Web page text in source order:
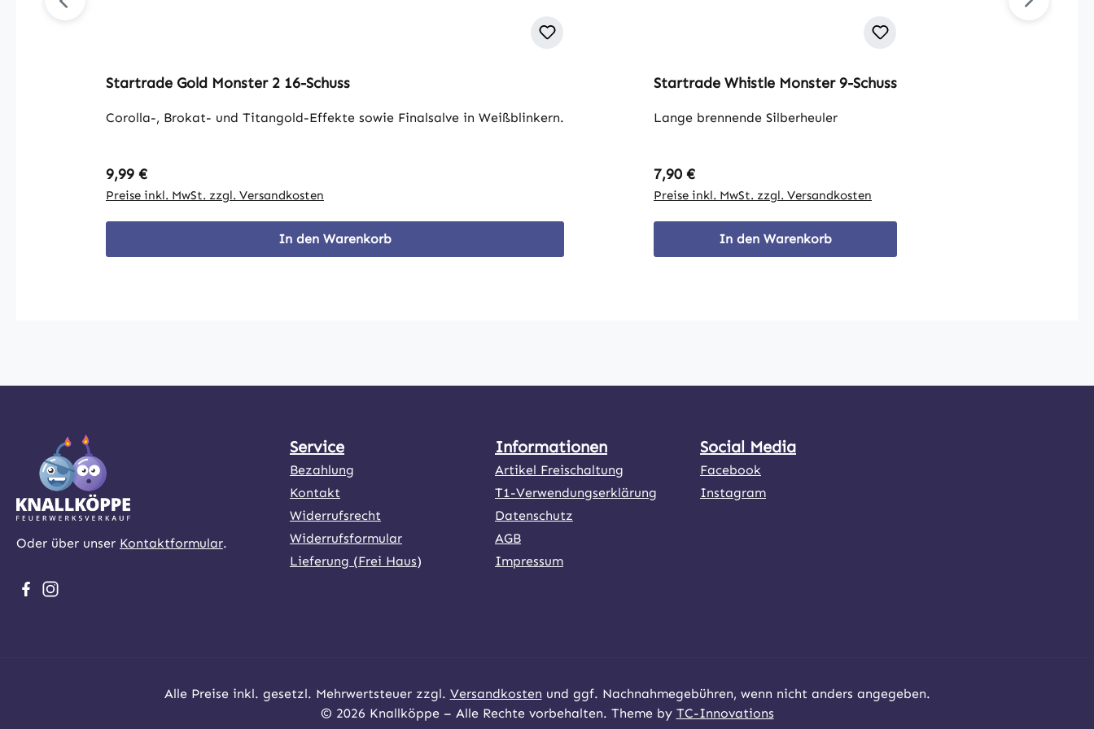
Startrade Gold Monster 2 16-Schuss
Corolla-, Brokat- und Titangold-Effekte sowie Finalsalve in Weißblinkern.
Regulärer Preis:
9,99 €
Preise inkl. MwSt. zzgl. Versandkosten
In den Warenkorb
Startrade Whistle Monster 9-Schuss
Lange brennende Silberheuler
Regulärer Preis:
7,90 €
Preise inkl. MwSt. zzgl. Versandkosten
In den Warenkorb
Oder über unser Kontaktformular.
Besuche uns auf Facebook – öffnet in neuem Tab (externer Link)
Schau auf Instagram vorbei – öffnet in neuem Tab (externer Link)
Service
Bezahlung
Kontakt
Widerrufsrecht
Widerrufsformular
Lieferung (Frei Haus)
Informationen
Artikel Freischaltung
T1-Verwendungserklärung
Datenschutz
AGB
Impressum
Social Media
Facebook
Instagram
Alle Preise inkl. gesetzl. Mehrwertsteuer zzgl. Versandkosten und ggf. Nachnahmegebühren, wenn nicht anders angegeben.
© 2026 Knallköppe – Alle Rechte vorbehalten. Theme by TC-Innovations